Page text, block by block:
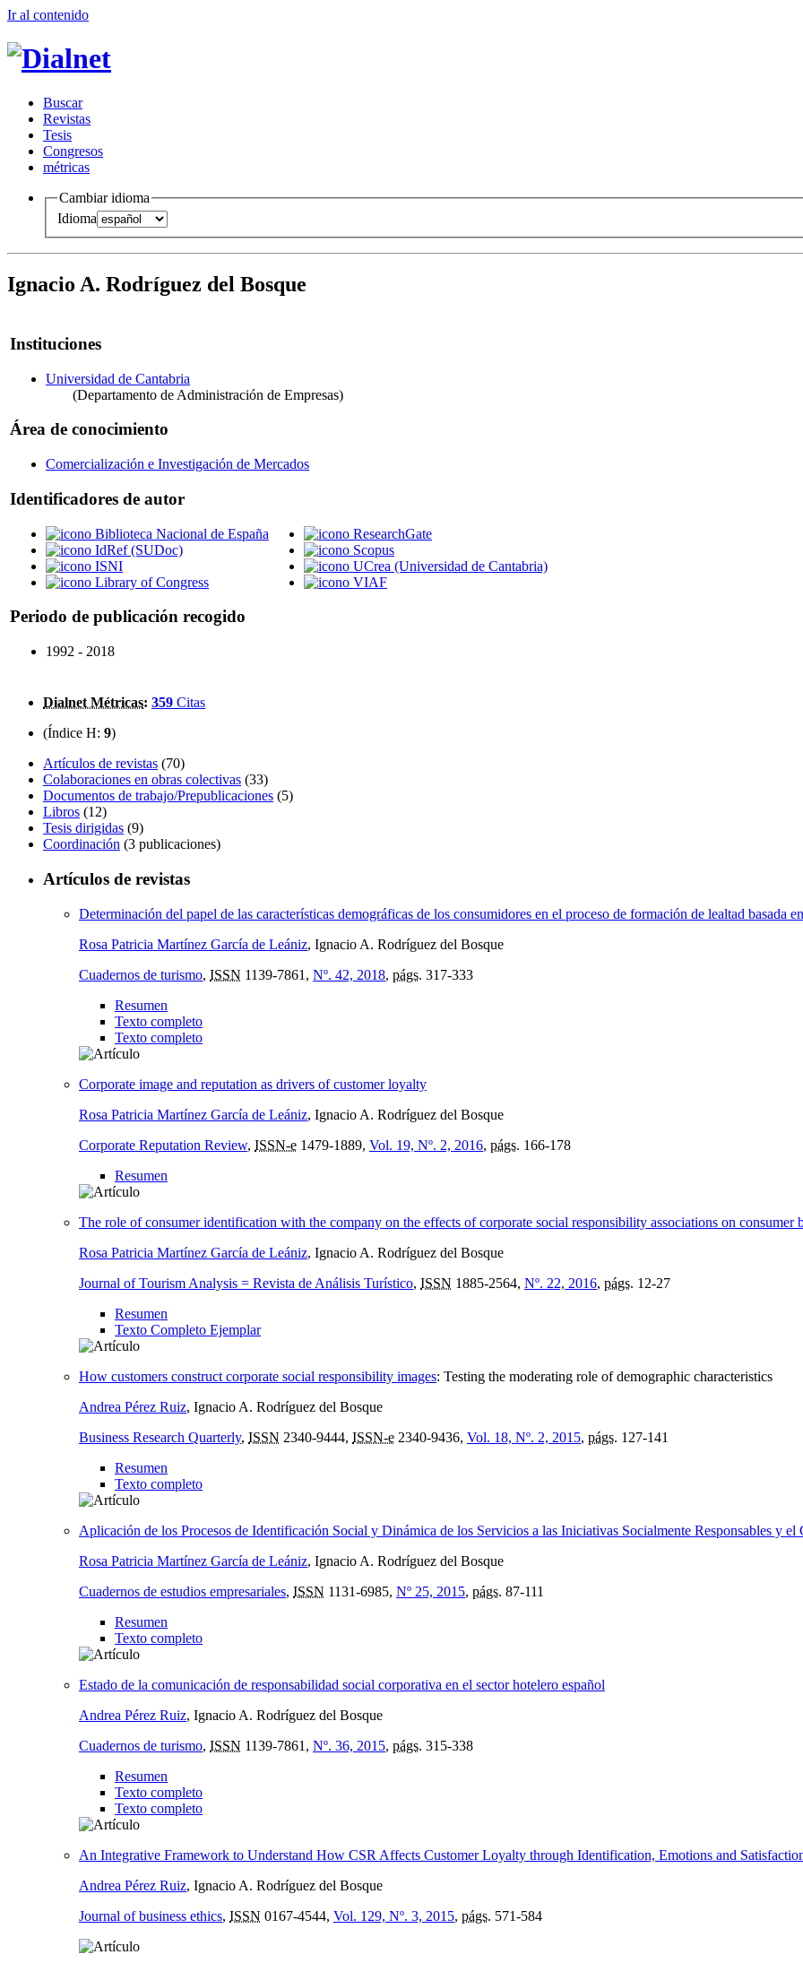
Ir al contenido
Buscar
Revistas
Tesis
Congresos
métricas
Cambiar idioma
Idioma
Ignacio A. Rodríguez del Bosque
Instituciones
Universidad de Cantabria
(Departamento de Administración de Empresas)
Área de conocimiento
Comercialización e Investigación de Mercados
Identificadores de autor
Biblioteca Nacional de España
IdRef (SUDoc)
ISNI
Library of Congress
ResearchGate
Scopus
UCrea (Universidad de Cantabria)
VIAF
Periodo de publicación recogido
1992 - 2018
Dialnet Métricas: 359 Citas
(Índice H: 9)
Artículos de revistas (70)
Colaboraciones en obras colectivas (33)
Documentos de trabajo/Prepublicaciones (5)
Libros (12)
Tesis dirigidas (9)
Coordinación (3 publicaciones)
Artículos de revistas
Determinación del papel de las características demográficas de los consumidores en el proceso de formación de lealtad basada
Rosa Patricia Martínez García de Leániz, Ignacio A. Rodríguez del Bosque
Cuadernos de turismo, ISSN 1139-7861, Nº. 42, 2018, págs. 317-333
Resumen
Texto completo
Texto completo
Corporate image and reputation as drivers of customer loyalty
Rosa Patricia Martínez García de Leániz, Ignacio A. Rodríguez del Bosque
Corporate Reputation Review, ISSN-e 1479-1889, Vol. 19, Nº. 2, 2016, págs. 166-178
Resumen
The role of consumer identification with the company on the effects of corporate social responsibility associations on consumer
Rosa Patricia Martínez García de Leániz, Ignacio A. Rodríguez del Bosque
Journal of Tourism Analysis = Revista de Análisis Turístico, ISSN 1885-2564, Nº. 22, 2016, págs. 12-27
Resumen
Texto Completo Ejemplar
How customers construct corporate social responsibility images: Testing the moderating role of demographic characteristics
Andrea Pérez Ruiz, Ignacio A. Rodríguez del Bosque
Business Research Quarterly, ISSN 2340-9444, ISSN-e 2340-9436, Vol. 18, Nº. 2, 2015, págs. 127-141
Resumen
Texto completo
Aplicación de los Procesos de Identificación Social y Dinámica de los Servicios a las Iniciativas Socialmente Responsables y
Rosa Patricia Martínez García de Leániz, Ignacio A. Rodríguez del Bosque
Cuadernos de estudios empresariales, ISSN 1131-6985, Nº 25, 2015, págs. 87-111
Resumen
Texto completo
Estado de la comunicación de responsabilidad social corporativa en el sector hotelero español
Andrea Pérez Ruiz, Ignacio A. Rodríguez del Bosque
Cuadernos de turismo, ISSN 1139-7861, Nº. 36, 2015, págs. 315-338
Resumen
Texto completo
Texto completo
An Integrative Framework to Understand How CSR Affects Customer Loyalty through Identification, Emotions and
Andrea Pérez Ruiz, Ignacio A. Rodríguez del Bosque
Journal of business ethics, ISSN 0167-4544, Vol. 129, Nº. 3, 2015, págs. 571-584